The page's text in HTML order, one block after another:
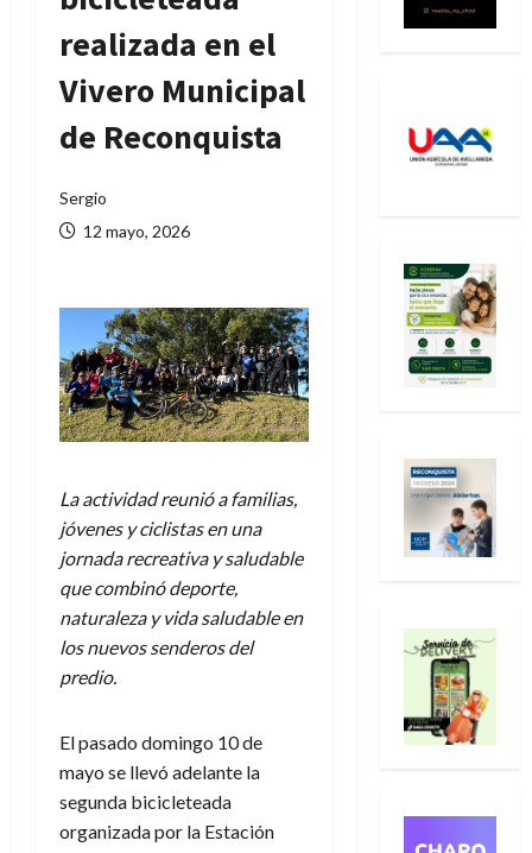
realizada en el
Vivero Municipal
de Reconquista
Sergio
12 mayo, 2026
La actividad reunió a familias,
jóvenes y ciclistas en una
jornada recreativa y saludable
que combinó deporte,
naturaleza y vida saludable en
los nuevos senderos del
predio.
El pasado domingo 10 de
mayo se llevó adelante la
segunda bicicleteada
organizada por la Estación